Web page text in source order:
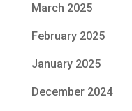
March 2025
February 2025
January 2025
December 2024